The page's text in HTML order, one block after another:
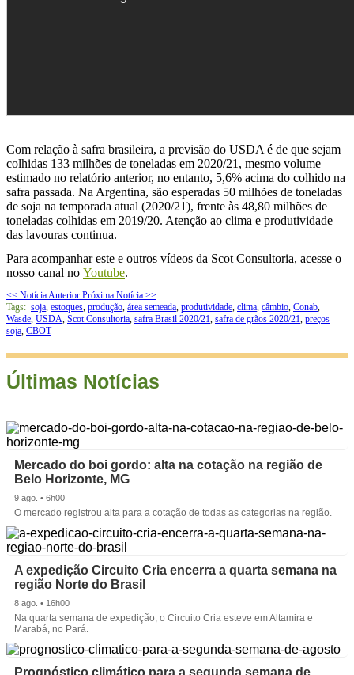
Com relação à safra brasileira, a previsão do USDA é de que sejam
colhidas 133 milhões de toneladas em 2020/21, mesmo volume
estimado no relatório anterior, no entanto, 5,6% acima do colhido na
safra passada. Na Argentina, são esperadas 50 milhões de toneladas
de soja na temporada atual (2020/21), frente às 48,80 milhões de
toneladas colhidas em 2019/20. Atenção ao clima e produtividade
das lavouras continua.
Para acompanhar este e outros vídeos da Scot Consultoria, acesse o
nosso canal no Youtube.
<< Notícia Anterior Próxima Notícia >>
Tags: soja, estoques, produção, área semeada, produtividade, clima, câmbio, Conab,
Wasde, USDA, Scot Consultoria, safra Brasil 2020/21, safra de grãos 2020/21, preços
soja, CBOT
Últimas Notícias
Mercado do boi gordo: alta na cotação na região de
Belo Horizonte, MG
9 ago. • 6h00
O mercado registrou alta para a cotação de todas as categorias na região.
A expedição Circuito Cria encerra a quarta semana na
região Norte do Brasil
8 ago. • 16h00
Na quarta semana de expedição, o Circuito Cria esteve em Altamira e
Marabá, no Pará.
Prognóstico climático para a segunda semana de